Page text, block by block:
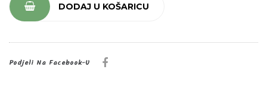
DODAJ U KOŠARICU
Podjeli Na Facebook-U